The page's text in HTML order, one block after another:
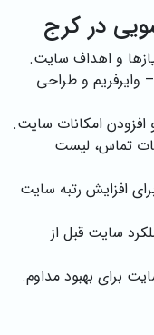
در کرج
و اهداف سایت.
– وایرفریم و طراحی
افزودن امکانات سایت.
تماس، لیست
افزایش رتبه سایت
سایت قبل از
برای بهبود مداوم.